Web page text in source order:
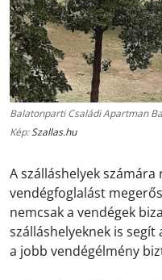
Balatonparti Családi Apartman
Kép:Szallas.hu
A szálláshelyek
vendégfoglalást
nemcsak a vendégek
szálláshelyeknek is
a jobb vendégélmény